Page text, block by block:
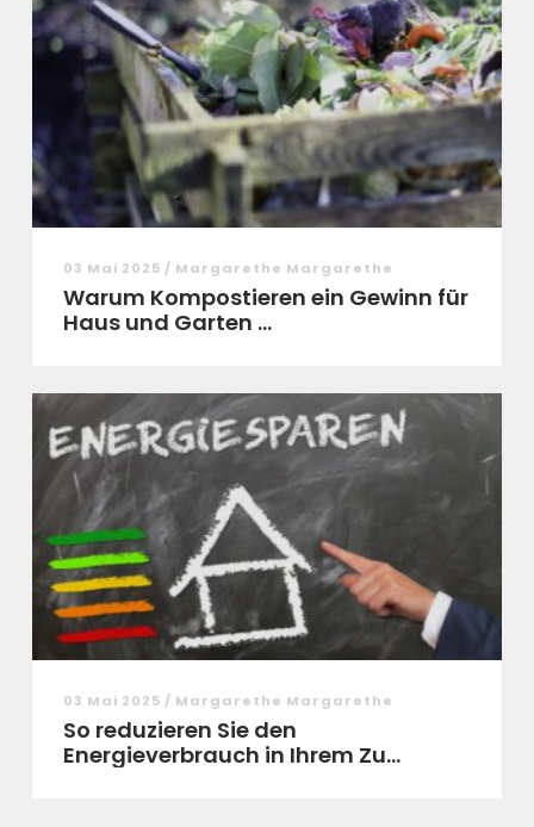
03 Mai 2025 / Margarethe Margarethe
Warum Kompostieren ein Gewinn für
Haus und Garten ...
03 Mai 2025 / Margarethe Margarethe
So reduzieren Sie den
Energieverbrauch in Ihrem Zu...